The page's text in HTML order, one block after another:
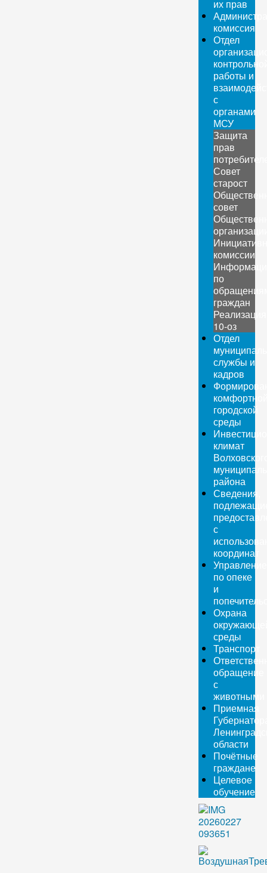
их прав
комиссия
Отдел
работы и
с
органами
МСУ
Защита
прав
Совет
старост
совет
комиссии
по
граждан
Реализация
10-оз
Отдел
службы и
кадров
городской
среды
климат
района
Сведения,
с
координат
Управление
по опеке
и
Охрана
среды
Транспорт
обращение
с
животными
Приемная
области
Почётные
граждане
Целевое
обучение